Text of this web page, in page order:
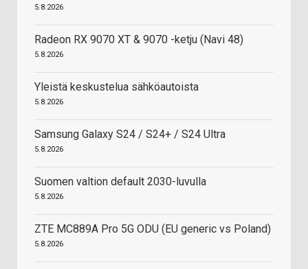
5.8.2026
Radeon RX 9070 XT & 9070 -ketju (Navi 48)
5.8.2026
Yleistä keskustelua sähköautoista
5.8.2026
Samsung Galaxy S24 / S24+ / S24 Ultra
5.8.2026
Suomen valtion default 2030-luvulla
5.8.2026
ZTE MC889A Pro 5G ODU (EU generic vs Poland)
5.8.2026